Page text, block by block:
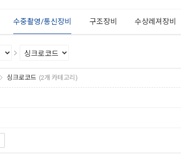
수중촬영/통신장비 구조장비 수상레져장비
싱크로코드 (2개 카테고리)